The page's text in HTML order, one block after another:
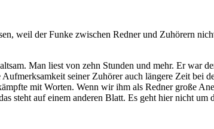
weil der Funke zwischen Redner und Zuhörern
Man liest von zehn Stunden und mehr. Er war
seiner Zuhörer auch längere Zeit bei
mit Worten. Wenn wir ihm als Redner große
steht auf einem anderen Blatt. Es geht hier nicht